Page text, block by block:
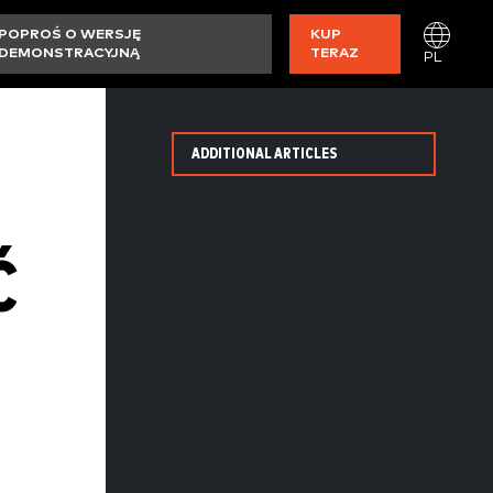
O WERSJĘ
KUP
TERAZ
PL
ADDITIONAL ARTICLES